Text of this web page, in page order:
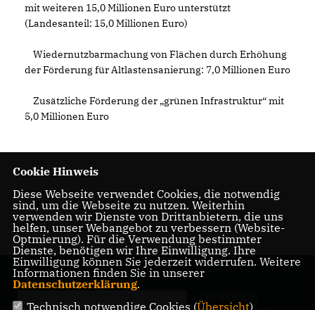
mit weiteren 15,0 Millionen Euro unterstützt
(Landesanteil: 15,0 Millionen Euro)
Wiedernutzbarmachung von Flächen durch Erhöhung
der Förderung für Altlastensanierung: 7,0 Millionen Euro
Zusätzliche Förderung der „grünen Infrastruktur“ mit
5,0 Millionen Euro
29.06.2020, 08:53 Uhr
Cookie Hinweis
Diese Webseite verwendet Cookies, die notwendig
sind, um die Webseite zu nutzen. Weiterhin
verwenden wir Dienste von Drittanbietern, die uns
helfen, unser Webangebot zu verbessern (Website-
Optmierung). Für die Verwendung bestimmter
Dienste, benötigen wir Ihre Einwilligung. Ihre
Einwilligung können Sie jederzeit widerrufen. Weitere
Informationen finden Sie in unserer
Datenschutzerklärung.
Technisch notwendige Cookies (Übersicht)